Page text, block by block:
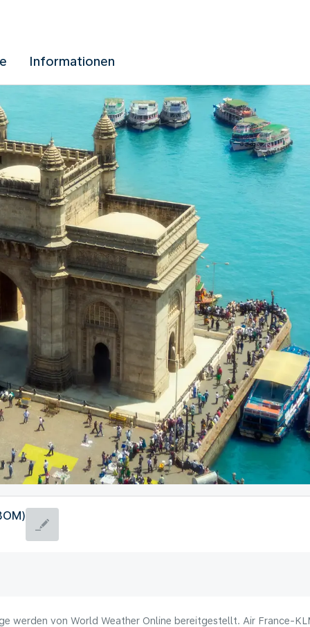
Informationen
werden von World Weather Online bereitgestellt. Air France-